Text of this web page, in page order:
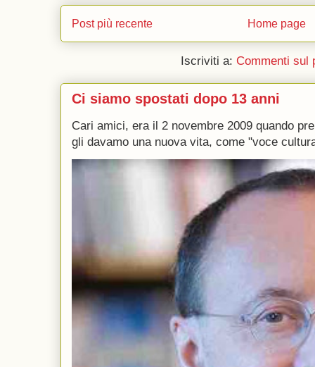
Post più recente Home page
Iscriviti a: Commenti sul
Ci siamo spostati dopo 13 anni
Cari amici, era il 2 novembre 2009 quando
gli davamo una nuova vita, come "voce